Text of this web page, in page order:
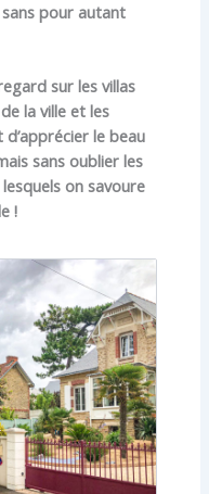
pour autant
sur les villas
la ville et les
le beau
sans oublier les
on savoure
!